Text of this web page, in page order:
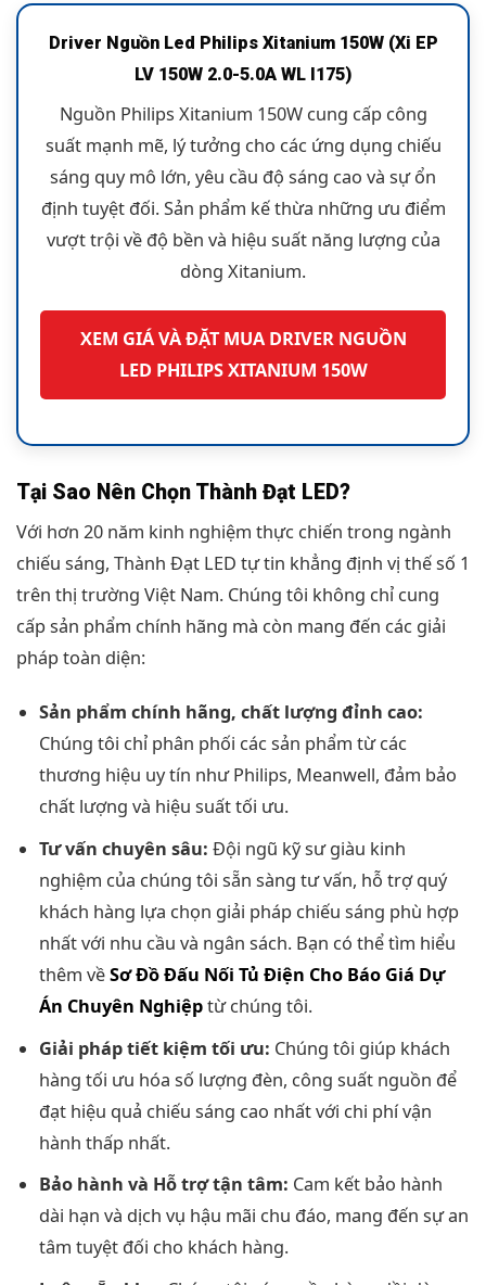
Driver Nguồn Led Philips Xitanium 150W (Xi EP
LV 150W 2.0-5.0A WL I175)
Nguồn Philips Xitanium 150W cung cấp công
suất mạnh mẽ, lý tưởng cho các ứng dụng chiếu
sáng quy mô lớn, yêu cầu độ sáng cao và sự ổn
định tuyệt đối. Sản phẩm kế thừa những ưu điểm
vượt trội về độ bền và hiệu suất năng lượng của
dòng Xitanium.
XEM GIÁ VÀ ĐẶT MUA DRIVER NGUỒN
LED PHILIPS XITANIUM 150W
Tại Sao Nên Chọn Thành Đạt LED?
Với hơn 20 năm kinh nghiệm thực chiến trong ngành
chiếu sáng, Thành Đạt LED tự tin khẳng định vị thế số 1
trên thị trường Việt Nam. Chúng tôi không chỉ cung
cấp sản phẩm chính hãng mà còn mang đến các giải
pháp toàn diện:
Sản phẩm chính hãng, chất lượng đỉnh cao:
Chúng tôi chỉ phân phối các sản phẩm từ các
thương hiệu uy tín như Philips, Meanwell, đảm bảo
chất lượng và hiệu suất tối ưu.
Tư vấn chuyên sâu: Đội ngũ kỹ sư giàu kinh
nghiệm của chúng tôi sẵn sàng tư vấn, hỗ trợ quý
khách hàng lựa chọn giải pháp chiếu sáng phù hợp
nhất với nhu cầu và ngân sách. Bạn có thể tìm hiểu
thêm vềSơ Đồ Đấu Nối Tủ Điện Cho Báo Giá Dự
Án Chuyên Nghiệptừ chúng tôi.
Giải pháp tiết kiệm tối ưu: Chúng tôi giúp khách
hàng tối ưu hóa số lượng đèn, công suất nguồn để
đạt hiệu quả chiếu sáng cao nhất với chi phí vận
hành thấp nhất.
Bảo hành và Hỗ trợ tận tâm: Cam kết bảo hành
dài hạn và dịch vụ hậu mãi chu đáo, mang đến sự an
tâm tuyệt đối cho khách hàng.